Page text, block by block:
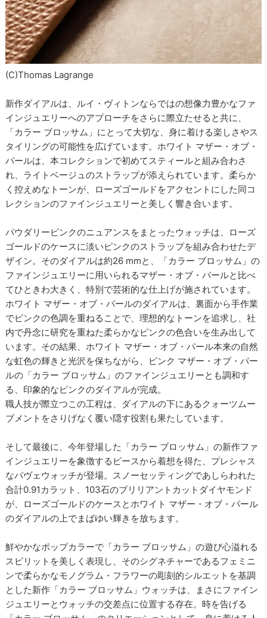
(C)Thomas Lagrange
新作ダイアルは、ルイ・ヴィトンならではの想像力豊かなファ
インジュエリーへのアプローチをさらに際立たせると共に、
「カラー ブロッサム」にとって大切な、身に着ける楽しさやス
タイリングの可能性を広げています。ホワイト マザー・オブ・
パールは、本コレクションで初めてスティールと組み合わさ
れ、ライトベージュのストラップが添えられています。柔らか
く控えめなトーンが、ローズゴールドをアクセントにした同コ
レクションのファインジュエリーと美しく響き合います。
パウダリーピンクのニュアンスをまとったウォッチは、ローズ
ゴールドのケースに淡いピンクのストラップを組み合わせたデ
ザイン。そのダイアルは約26 mmと、「カラー ブロッサム」の
ファインジュエリーに用いられるマザー・オブ・パールと比べ
てひときわ大きく、特別で芸術的な仕上げが施されています。
ホワイト マザー・オブ・パールのダイアルは、裏面から手作業
でピンクの色調を重ねることで、理想的なトーンを追求し、社
内で丹念に研究を重ねた柔らかなピンクの色合いを生み出して
います。その結果、ホワイト マザー・オブ・パール本来の自然
な虹色の輝きと光沢を保ちながら、ピンク マザー・オブ・パー
ルの「カラー ブロッサム」のファインジュエリーとも調和す
る、印象的なピンクのダイアルが完成。
職人技が際立つこの工程は、ダイアルの下にあるクォーツムー
ブメントをさりげなく覆い隠す役割も果たしています。
そして最後に、今年登場した「カラー ブロッサム」の新作ファ
インジュエリーを象徴するピースから着想を得た、プレシャス
なパヴェウォッチが登場。スノーセッティングであしらわれた
合計0.91カラット、103石のブリリアントカットダイヤモンド
が、ローズゴールドのケースとホワイト マザー・オブ・パール
のダイアルの上でまばゆい輝きを放ちます。
鮮やかなポップカラーで「カラー ブロッサム」の遊び心溢れる
スピリットを美しく表現し、そのシグネチャーであるフェミニ
ンで柔らかなモノグラム・フラワーの彫刻的シルエットを基調
とした新作「カラー ブロッサム」ウォッチは、まさにファイン
ジュエリーとウォッチの交差点に位置する存在。時を告げる